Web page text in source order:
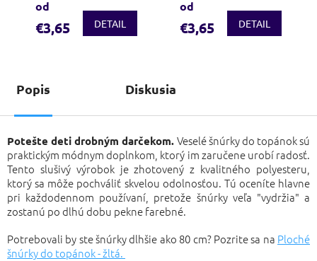
od
€3,65 DETAIL
od
€3,65 DETAIL
Popis Diskusia
Potešte deti drobným darčekom. Veselé šnúrky do topánok sú
praktickým módnym doplnkom, ktorý im zaručene urobí radosť.
Tento slušivý výrobok je zhotovený z kvalitného polyesteru,
ktorý sa môže pochváliť skvelou odolnosťou. Tú oceníte hlavne
pri každodennom používaní, pretože šnúrky veľa "vydržia" a
zostanú po dlhú dobu pekne farebné.
Potrebovali by ste šnúrky dlhšie ako 80 cm? Pozrite sa na Ploché
šnúrky do topánok - žltá.